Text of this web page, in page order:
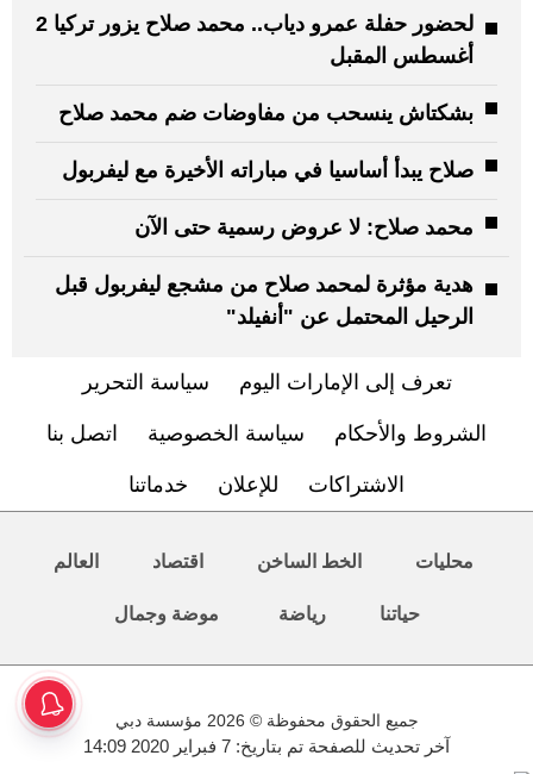
لحضور حفلة عمرو دياب.. محمد صلاح يزور تركيا 2
أغسطس المقبل
بشكتاش ينسحب من مفاوضات ضم محمد صلاح
صلاح يبدأ أساسيا في مباراته الأخيرة مع ليفربول
محمد صلاح: لا عروض رسمية حتى الآن
هدية مؤثرة لمحمد صلاح من مشجع ليفربول قبل
الرحيل المحتمل عن "أنفيلد"
تعرف إلى الإمارات اليوم سياسة التحرير
الشروط والأحكام سياسة الخصوصية اتصل بنا
الاشتراكات للإعلان خدماتنا
محليات الخط الساخن اقتصاد العالم
حياتنا رياضة موضة وجمال
جميع الحقوق محفوظة © 2026 مؤسسة دبي
آخر تحديث للصفحة تم بتاريخ: 7 فبراير 2020 14:09